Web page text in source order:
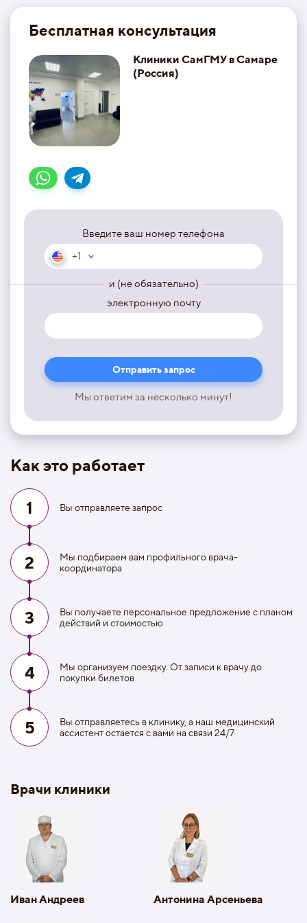
Бесплатная консультация
Клиники СамГМУ в Самаре
(Россия)
Введите ваш номер телефона
+1
и (не обязательно)
электронную почту
Мы ответим за несколько минут!
Как это работает
1 Вы отправляете запрос
2
Мы подбираем вам профильного врача-
координатора
3
Вы получаете персональное предложение с планом
действий и стоимостью
4
Мы организуем поездку. От записи к врачу до
покупки билетов
5
Вы отправляетесь в клинику, а наш медицинский
ассистент остается с вами на связи 24/7
Врачи клиники
Иван Андреев Антонина Арсеньева